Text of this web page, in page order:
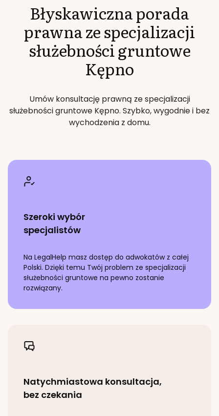
Błyskawiczna porada
prawna ze specjalizacji
służebności gruntowe
Kępno
Umów konsultację prawną ze specjalizacji
służebności gruntowe Kępno. Szybko, wygodnie i bez
wychodzenia z domu.
Szeroki wybór
specjalistów
Na LegalHelp masz dostęp do adwokatów z całej
Polski. Dzięki temu Twój problem ze specjalizacji
służebności gruntowe na pewno zostanie
rozwiązany.
Natychmiastowa konsultacja,
bez czekania